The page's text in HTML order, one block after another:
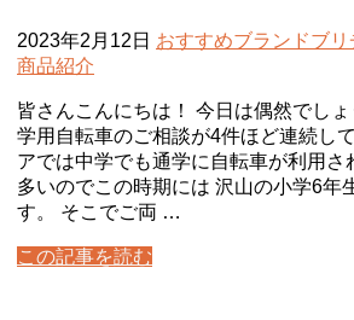
2023年2月12日 おすすめブランドブリ
商品紹介
皆さんこんにちは！ 今日は偶然でし
学用自転車のご相談が4件ほど連続し
アでは中学でも通学に自転車が利用さ
多いのでこの時期には 沢山の小学6年
す。 そこでご両 …
この記事を読む